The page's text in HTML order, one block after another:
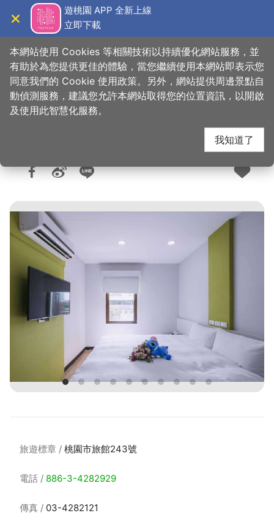
主
遊桃園 APP 全新上線
立即下載
首頁 > 想去的地方 > 住宿 > 旅館與民宿
美堤時尚旅店
人氣：8161
旅遊標章 桃園市旅館243號
電話 886-3-4282929
傳真 03-4282121
本網站使用 Cookies 等相關技術以持續優化網站服務，並
有助於為您提供更佳的體驗，當您繼續使用本網站即表示您
同意我們的 Cookie 使用政策。另外，網站提供周邊景點自
動偵測服務，建議您允許本網站取得您的位置資訊，以開啟
及使用此智慧化服務。
我知道了